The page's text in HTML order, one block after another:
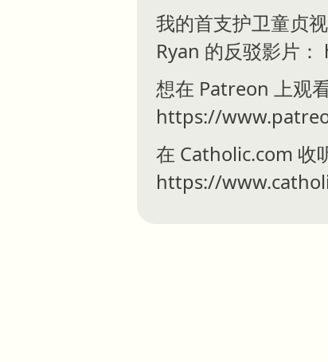
我的首支护卫童贞
Ryan 的反驳影片
想在 Patreon 上观
https://
在 Catholic.com 收
https://